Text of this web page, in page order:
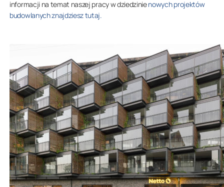
informacji na temat naszej pracy w dziedzinienowych projektów
budowlanych znajdziesz tutaj.